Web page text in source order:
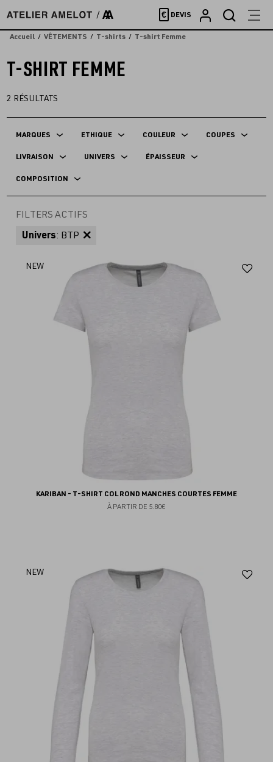
directement
au
€ DEVIS
Accueil VÊTEMENTS T-shirts T-shirt Femme
T-SHIRT FEMME
2 RÉSULTATS
MARQUES ETHIQUE COULEUR COUPES
LIVRAISON UNIVERS ÉPAISSEUR
COMPOSITION
FILTERS ACTIFS
Univers: BTP
NEW
KARIBAN - T-SHIRT COL ROND MANCHES COURTES FEMME
À PARTIR DE 5.80€
NEW